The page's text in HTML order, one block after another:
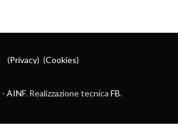
(Privacy) (Cookies)
- AINF. Realizzazione tecnica FB.